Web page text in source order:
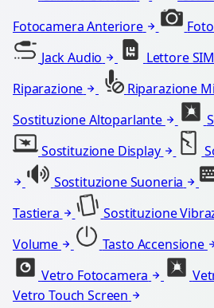
Fotocamera Anteriore
Jack Audio
Lettore SIM
Riparazione
Riparazione
Sostituzione Altoparlante
Sostituzione Display
Sostituzione Suoneria
Tastiera
Sostituzione
Volume
Tasto Accensione
Vetro Fotocamera
Vetro Touch Screen